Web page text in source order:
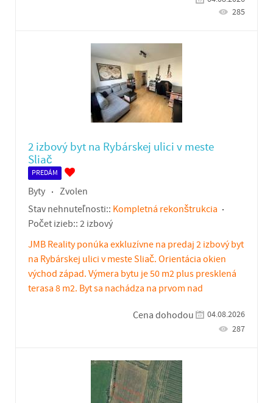
285
2 izbový byt na Rybárskej ulici v meste
Sliač
PREDÁM
Byty
Zvolen
Stav nehnuteľnosti:: Kompletná rekonštrukcia
Počet izieb:: 2 izbový
JMB Reality ponúka exkluzívne na predaj 2 izbový byt
na Rybárskej ulici v meste Sliač. Orientácia okien
východ západ. Výmera bytu je 50 m2 plus presklená
terasa 8 m2. Byt sa nachádza na prvom nad
Cena dohodou
04.08.2026
287